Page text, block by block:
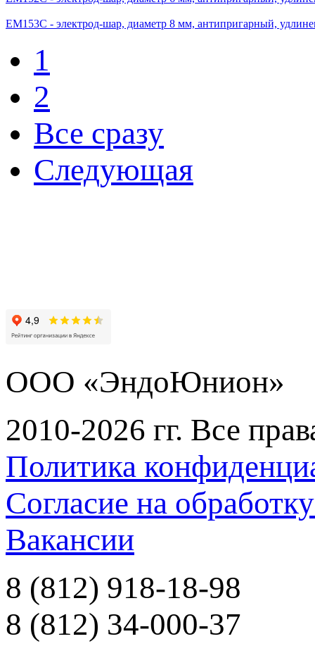
ЕМ153С - электрод-шар, диаметр 8 мм, антипригарный,
1
2
Все сразу
Следующая
ООО «ЭндоЮнион»
2010-2026 гг. Все
Политика
Согласие на
Вакансии
8 (812) 918-18-98
8 (812) 34-000-37